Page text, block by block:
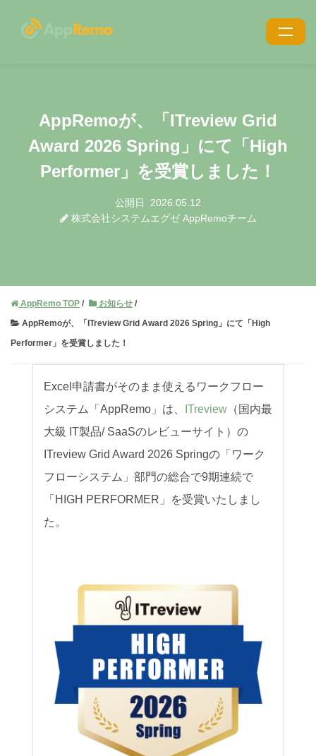
導入事例
お知らせ
パートナー募集
製品紹介デモ
AppRemoが、「ITreview Grid
Award 2026 Spring」にて「High
Performer」を受賞しました！
公開日 2026.05.12
株式会社システムエグゼ AppRemoチーム
AppRemo TOP
お知らせ
AppRemoが、「ITreview Grid Award 2026 Spring」にて「High
Performer」を受賞しました！
Excel申請書がそのまま使えるワークフロー
システム「AppRemo」 は、 ITreview （国内最
大級 IT製品/ SaaSのレビューサイト） の
ITreview Grid Award 2026 Springの「ワーク
フローシステム」部門の総合で9期連続で
「 HIGH PERFORMER 」
を受賞いたしまし
た。